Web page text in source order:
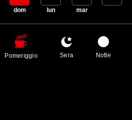
dom lun mar
Pomeriggio Sera Notte